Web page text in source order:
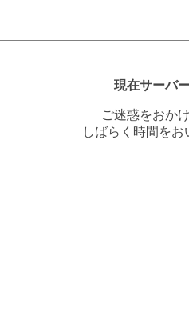
現在サーバ
ご迷惑をおか
しばらく時間を